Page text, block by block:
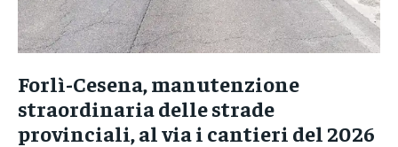
Forlì-Cesena, manutenzione
straordinaria delle strade
provinciali, al via i cantieri del 2026